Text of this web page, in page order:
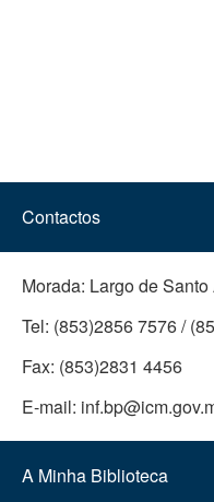
Contactos
Morada: Largo de
Tel: (853)2856 7576 /
Fax: (853)2831 4456
E-mail:
A Minha Biblioteca